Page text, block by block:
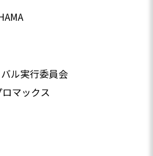
ル実行委員会
マックス